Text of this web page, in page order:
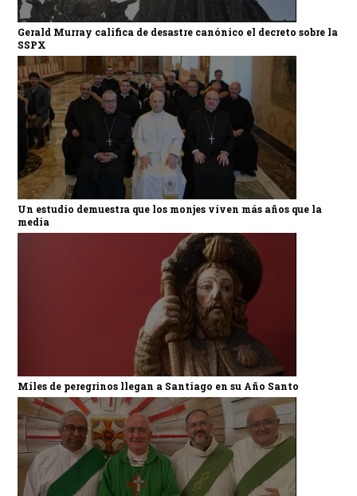
Gerald Murray califica de desastre canónico el decreto sobre la
SSPX
Un estudio demuestra que los monjes viven más años que la
media
Miles de peregrinos llegan a Santiago en su Año Santo